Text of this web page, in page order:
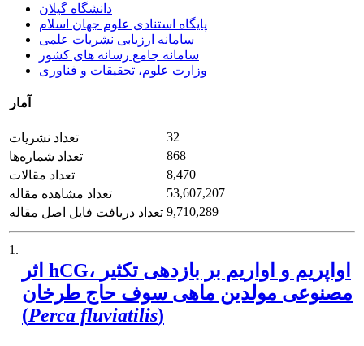
دانشگاه گیلان
پایگاه استنادی علوم جهان اسلام
سامانه ارزیابی نشریات علمی
سامانه جامع رسانه های کشور
وزارت علوم، تحقیقات و فناوری
آمار
تعداد نشریات
32
تعداد شماره‌ها
868
تعداد مقالات
8,470
تعداد مشاهده مقاله
53,607,207
تعداد دریافت فایل اصل مقاله 9,710,289
1.
اثر hCG، اواپریم و اواریم بر بازدهی تکثیر
مصنوعی مولدین ماهی سوف حاج طرخان
(Perca fluviatilis)